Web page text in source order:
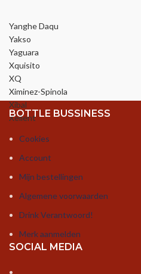
Yanghe Daqu
Yakso
Yaguara
Xquisito
XQ
Ximinez-Spinola
Xibal
Xellent
BOTTLE BUSSINESS
Cookies
Account
Mijn bestellingen
Algemene voorwaarden
Drink Verantwoord!
Merk aanmelden
SOCIAL MEDIA